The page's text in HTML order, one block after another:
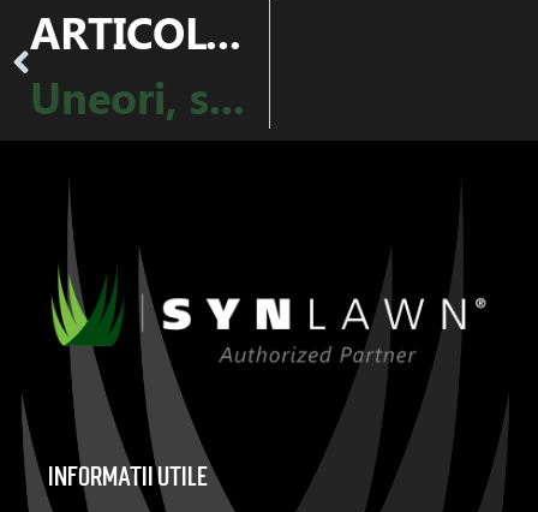
ARTICOLUL PRECEDENT
Uneori, soluția naturală e… artificială – Sugestii de amenajare pentru grădini moderne și ușor de întreținut
informatii utile